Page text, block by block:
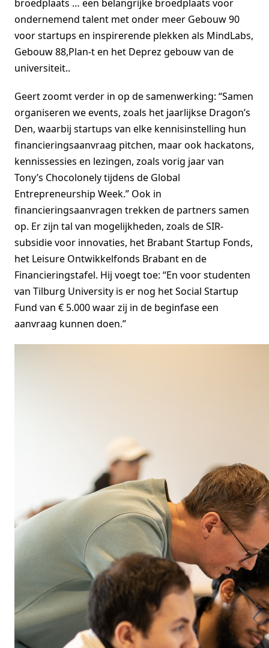
broedplaats … een belangrijke broedplaats voor
ondernemend talent met onder meer Gebouw 90
voor startups en inspirerende plekken als MindLabs,
Gebouw 88,Plan-t en het Deprez gebouw van de
universiteit..
Geert zoomt verder in op de samenwerking: “Samen
organiseren we events, zoals het jaarlijkse Dragon’s
Den, waarbij startups van elke kennisinstelling hun
financieringsaanvraag pitchen, maar ook hackatons,
kennissessies en lezingen, zoals vorig jaar van
Tony’s Chocolonely tijdens de Global
Entrepreneurship Week.” Ook in
financieringsaanvragen trekken de partners samen
op. Er zijn tal van mogelijkheden, zoals de SIR-
subsidie voor innovaties, het Brabant Startup Fonds,
het Leisure Ontwikkelfonds Brabant en de
Financieringstafel. Hij voegt toe: “En voor studenten
van Tilburg University is er nog het Social Startup
Fund van € 5.000 waar zij in de beginfase een
aanvraag kunnen doen.”